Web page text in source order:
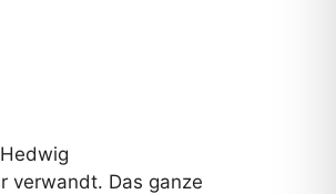
verwandt. Das ganze